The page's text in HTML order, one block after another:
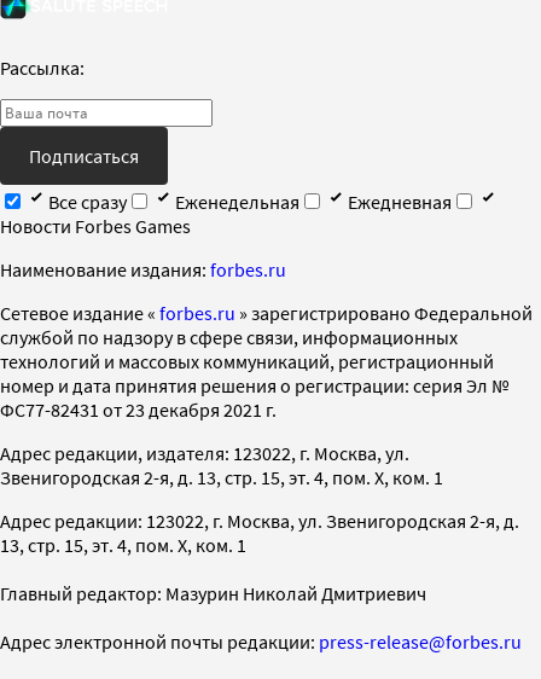
Рассылка:
Подписаться
Все сразу
Еженедельная
Ежедневная
Новости Forbes Games
Наименование издания: forbes.ru
Cетевое издание « forbes.ru » зарегистрировано Федеральной
службой по надзору в сфере связи, информационных
технологий и массовых коммуникаций, регистрационный
номер и дата принятия решения о регистрации: серия Эл №
ФС77-82431 от 23 декабря 2021 г.
Адрес редакции, издателя: 123022, г. Москва, ул.
Звенигородская 2-я, д. 13, стр. 15, эт. 4, пом. X, ком. 1
Адрес редакции: 123022, г. Москва, ул. Звенигородская 2-я, д.
13, стр. 15, эт. 4, пом. X, ком. 1
Главный редактор: Мазурин Николай Дмитриевич
Адрес электронной почты редакции: press-release@forbes.ru